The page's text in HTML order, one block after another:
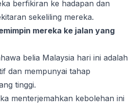
berfikiran ke hadapan dan
sekeliling mereka.
mereka ke jalan yang
belia Malaysia hari ini adalah
dan mempunyai tahap
tinggi.
menterjemahkan kebolehan ini